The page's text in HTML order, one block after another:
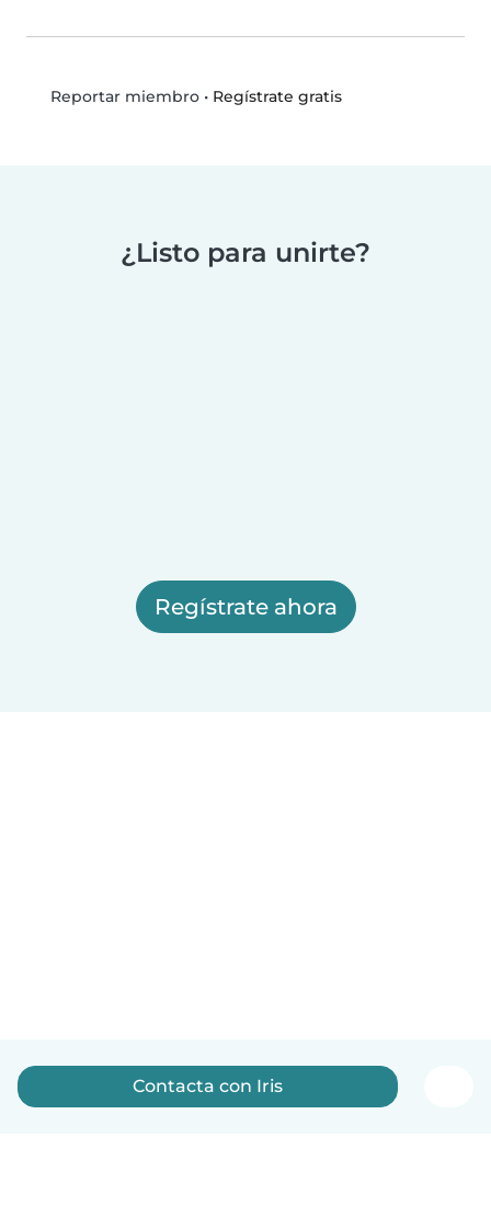
Reportar miembro• Regístrate gratis
¿Listo para unirte?
Regístrate ahora
Contacta con Iris